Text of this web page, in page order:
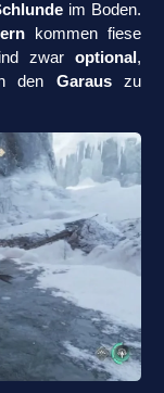
im Boden.
kommen fiese
zwar optional ,
den Garauszu